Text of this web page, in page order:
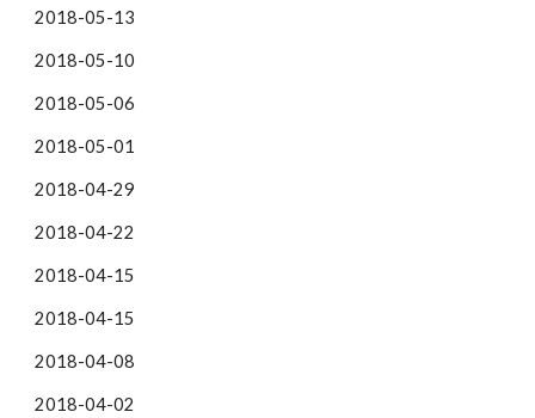
2018-05-13
2018-05-10
2018-05-06
2018-05-01
2018-04-29
2018-04-22
2018-04-15
2018-04-15
2018-04-08
2018-04-02